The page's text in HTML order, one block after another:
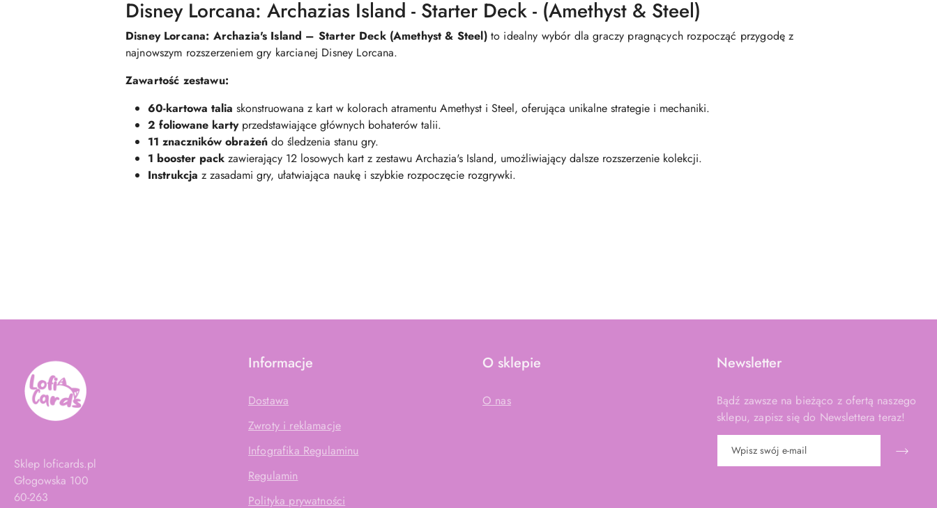
Disney Lorcana: Archazias Island - Starter Deck - (Amethyst & Steel)
Disney Lorcana: Archazia's Island – Starter Deck (Amethyst & Steel)to idealny wybór dla graczy pragnących rozpocząć przygodę z
najnowszym rozszerzeniem gry karcianej Disney Lorcana.
Zawartość zestawu:
60-kartowa talia skonstruowana z kart w kolorach atramentu Amethyst i Steel, oferująca unikalne strategie i mechaniki.
2 foliowane kartyprzedstawiające głównych bohaterów talii.
11 znaczników obrażeń do śledzenia stanu gry.
1 booster pack zawierający 12 losowych kart z zestawu Archazia's Island, umożliwiający dalsze rozszerzenie kolekcji.
Instrukcja z zasadami gry, ułatwiająca naukę i szybkie rozpoczęcie rozgrywki.
Sklep loficards.pl
Głogowska 100
60-263
Informacje
Dostawa
Zwroty i reklamacje
Infografika Regulaminu
Regulamin
Polityka prywatności
O sklepie
O nas
Newsletter
Bądź zawsze na bieżąco z ofertą naszego
sklepu, zapisz się do Newslettera teraz!